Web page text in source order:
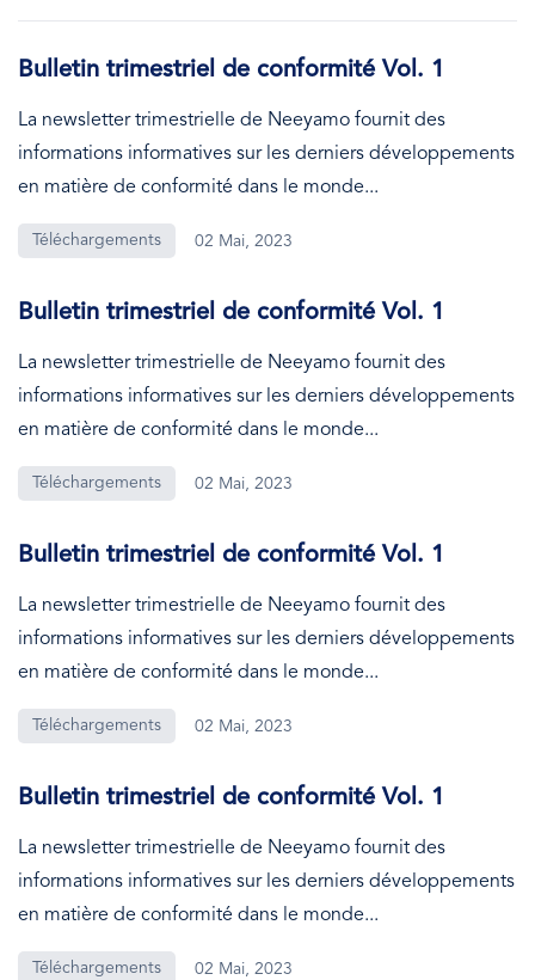
Bulletin trimestriel de conformité Vol. 1
La newsletter trimestrielle de Neeyamo fournit des
informations informatives sur les derniers développements
en matière de conformité dans le monde...
Téléchargements 02 Mai, 2023
Bulletin trimestriel de conformité Vol. 1
La newsletter trimestrielle de Neeyamo fournit des
informations informatives sur les derniers développements
en matière de conformité dans le monde...
Téléchargements 02 Mai, 2023
Bulletin trimestriel de conformité Vol. 1
La newsletter trimestrielle de Neeyamo fournit des
informations informatives sur les derniers développements
en matière de conformité dans le monde...
Téléchargements 02 Mai, 2023
Bulletin trimestriel de conformité Vol. 1
La newsletter trimestrielle de Neeyamo fournit des
informations informatives sur les derniers développements
en matière de conformité dans le monde...
Téléchargements 02 Mai, 2023